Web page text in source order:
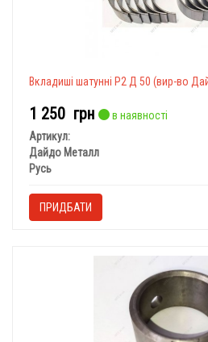
Вкладишi шатуннi Р2 Д 50 (вир-во
1 250 грн
в наявності
Артикул:
Дайдо Металл
Русь
ПРИДБАТИ